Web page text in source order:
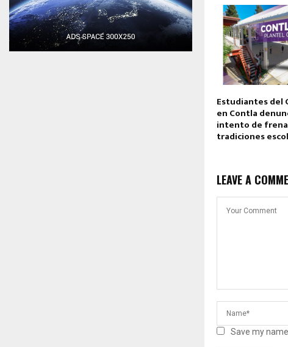
Estudiantes del
en Contla
intento de
tradiciones
LEAVE A
Save my